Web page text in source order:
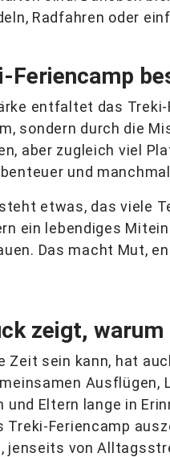
Radfahren oder
Feriencamp
entfaltet das
sondern durch die
aber zugleich viel
und
etwas, das viele
ein lebendiges
Das macht Mut,
zeigt,
Zeit sein kann, hat
Ausflügen,
und Eltern lange in
Treki-Feriencamp
jenseits von